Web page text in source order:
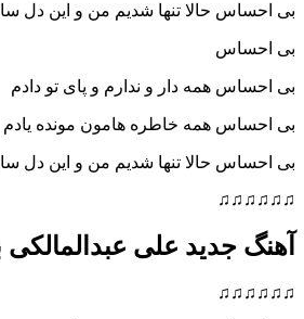
بی احساس حالا تنها شدیم من و این دل
بی احساس
بی احساس همه دار و ندارم و پای تو دادم
بی احساس همه خاطره هامون مونده یادم
بی احساس حالا تنها شدیم من و این دل
♫♫♫♫♫♫
آهنگ جدید علی
♫♫♫♫♫♫